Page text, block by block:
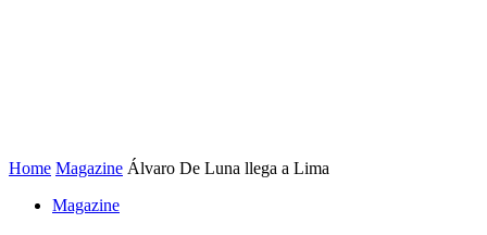
Home Magazine Álvaro De Luna llega a Lima
Magazine